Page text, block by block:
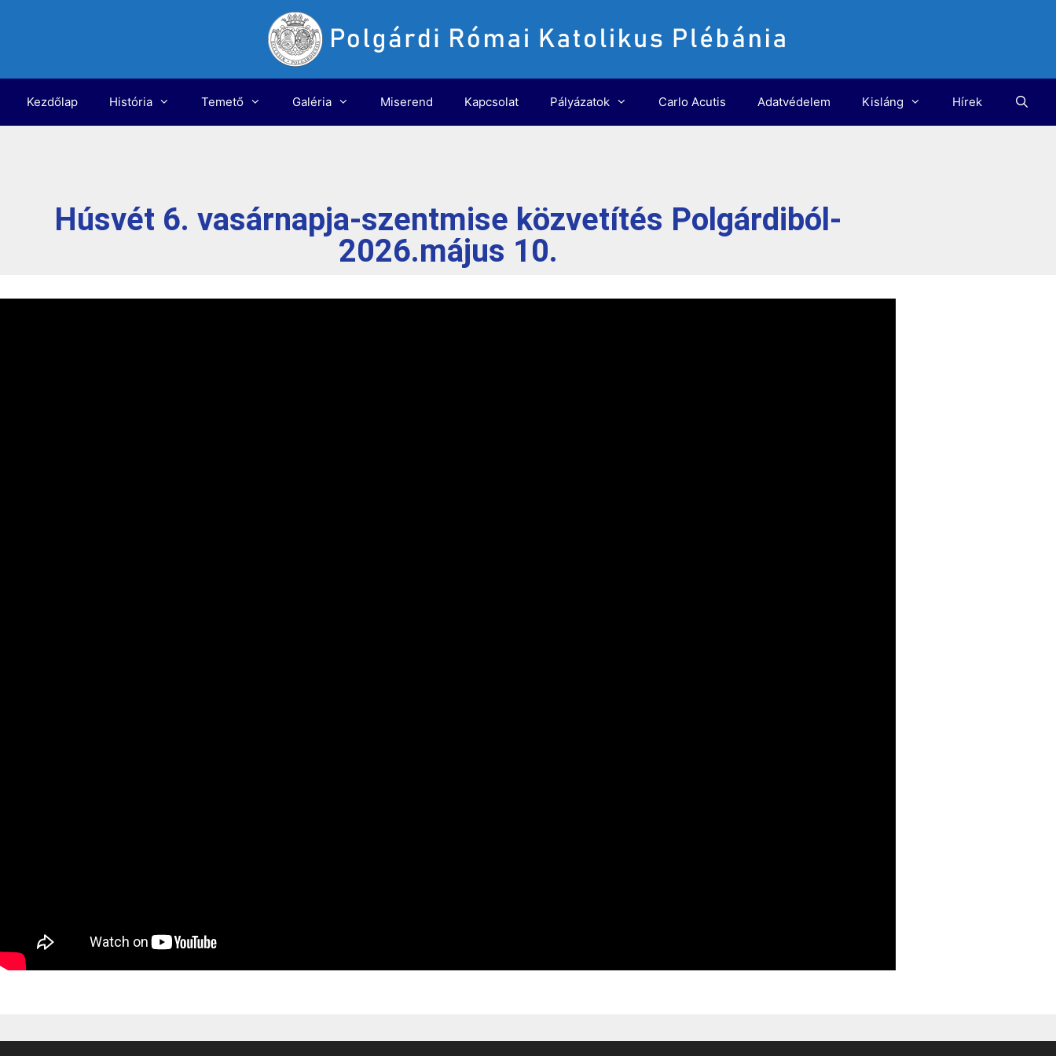
Kezdőlap História Temető Galéria Miserend Kapcsolat Pályázatok Carlo Acutis Adatvédelem Kisláng Hírek
Húsvét 6. vasárnapja-szentmise közvetítés Polgárdiból-
2026.május 10.